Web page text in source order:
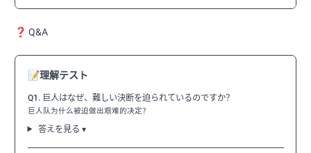
❓ Q&A
📝理解テスト
Q1. 巨人はなぜ、難しい決断を迫られているのですか？
巨人队为什么被迫做出艰难的决定？
答えを見る ▾